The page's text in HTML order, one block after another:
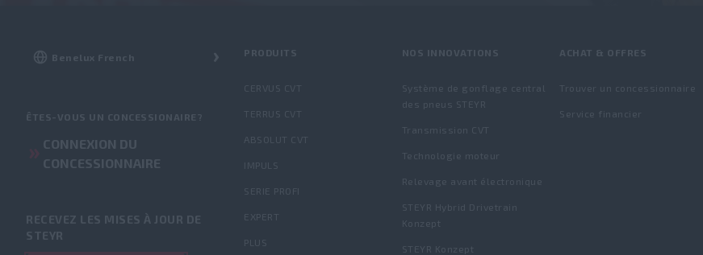
ÊTES-VOUS UN CONCESSIONAIRE?
CONNEXION DU
CONCESSIONNAIRE
RECEVEZ LES MISES À JOUR DE
STEYR
PRODUITS
CERVUS CVT
TERRUS CVT
ABSOLUT CVT
IMPULS
SERIE PROFI
EXPERT
PLUS
NOS INNOVATIONS
Système de gonflage central
des pneus STEYR
Transmission CVT
Technologie moteur
Relevage avant électronique
STEYR Hybrid Drivetrain
Konzept
STEYR Konzept
ACHAT & OFFRES
Trouver un concessionnaire
Service financier